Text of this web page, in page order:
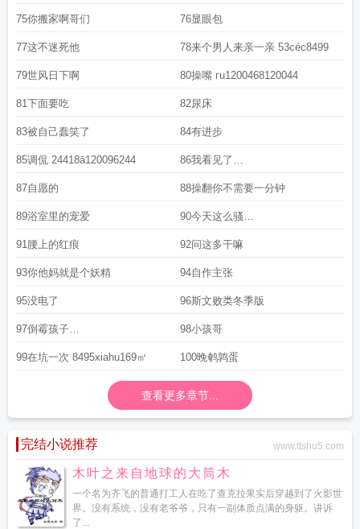
75你搬家啊哥们 76显眼包
77这不迷死他 78来个男人来亲一亲 53céc8499
79世风日下啊 80操嘴 гu1200468120044
81下面要吃 82尿床
83被自己蠢笑了 84有进步
85调侃 24418ā120096244 86我看见了
iyzha119998w9395y120067
87自愿的 88操翻你不需要一分钟
89浴室里的宠爱 90今天这么骚
2441812010610c244120106
91腰上的红痕 92问这多干嘛
93你他妈就是个妖精 94自作主张
95没电了 96斯文败类冬季版
97倒霉孩子
120106i120110g120062269120106
98小孩哥
99在坑一次 8495xiahu169㎡ 100晚鹌鹑蛋
查看更多章节...
完结小说推荐 www.ttshu5.com
木叶之来自地球的大筒木
一个名为齐飞的普通打工人在吃了查克拉果实后穿越到了火影世
界。没有系统，没有老爷爷，只有一副体质点满的身躯。讲诉
了...